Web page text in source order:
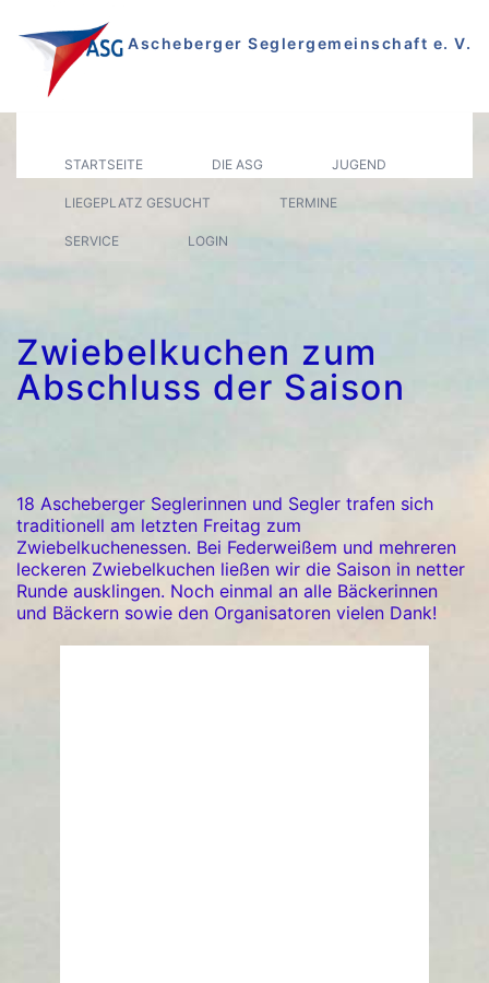
Inhalt
springen
Ascheberger Seglergemeinschaft e. V.
STARTSEITE DIE ASG JUGEND
LIEGEPLATZ GESUCHT TERMINE
SERVICE LOGIN
Zwiebelkuchen zum
Abschluss der Saison
18 Ascheberger Seglerinnen und Segler trafen sich
traditionell am letzten Freitag zum
Zwiebelkuchenessen. Bei Federweißem und mehreren
leckeren Zwiebelkuchen ließen wir die Saison in netter
Runde ausklingen. Noch einmal an alle Bäckerinnen
und Bäckern sowie den Organisatoren vielen Dank!